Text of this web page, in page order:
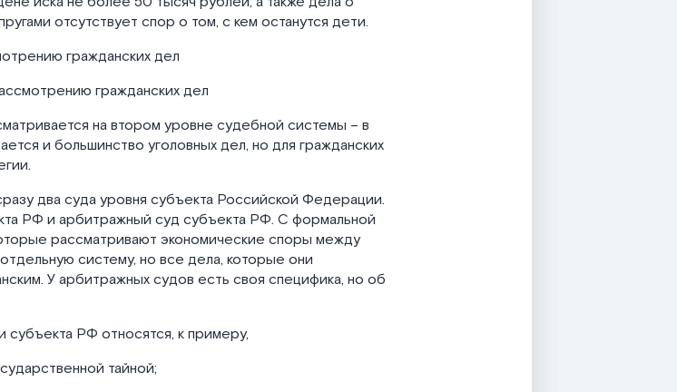
отсутствует спор о том, с кем останутся дети.
гражданских дел
на втором уровне судебной системы – в
и большинство уголовных дел, но для гражданских
два суда уровня субъекта Российской Федерации.
РФ и арбитражный суд субъекта РФ. С формальной
рассматривают экономические споры между
систему, но все дела, которые они
У арбитражных судов есть своя специфика, но об
РФ относятся, к примеру,
тайной;